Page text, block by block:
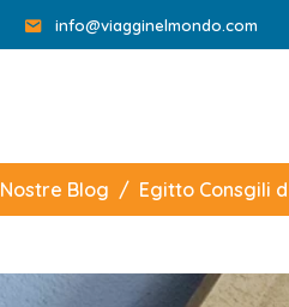
info@viagginelmondo.com
Nostre Blog Egitto Consgili